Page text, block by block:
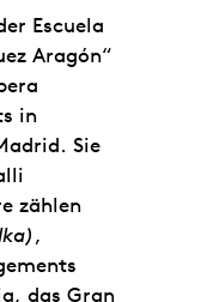
Escuela
Aragón“
in
Sie
zählen
,
das Gran